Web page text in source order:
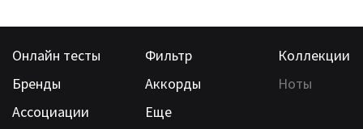
Онлайн тесты Фильтр
Коллекции
Бренды
Аккорды
Ноты
Ассоциации
Еще